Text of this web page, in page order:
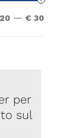
— € 30
per
sul